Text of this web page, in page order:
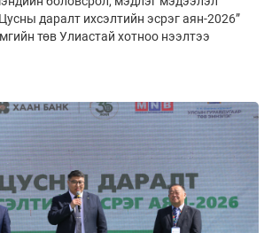
даралт ихсэлтийн эсрэг аян-2026”
төв Улиастай хотноо нээлтээ